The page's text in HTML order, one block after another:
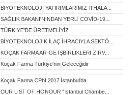
BİYOTEKNOLOJİ YATIRIMLARIMIZ İTHALA...
SAĞLIK BAKANI'NINDAN YERLİ COVİD-19...
TÜRKİYE'DE ÜRETMELİYİZ
BİYOTEKNOLOJİK İLAÇ İHRACIYLA SEKTÖ...
KOÇAK FARMA AR-GE İŞBİRLİKLERİ ZİRV...
Koçak Farma Türkiye'nin Geleceğidir
Koçak Farma CPhI 2017 İstanbul'da
OUR LIST OF HONOUR "Istanbul Chambe...